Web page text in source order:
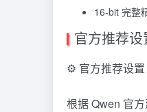
16-bit 完整
官方推荐设
⚙️ 官方推荐设置
根据 Qwen 官